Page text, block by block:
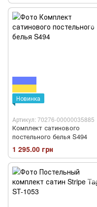
Новинка
Артикул: 70276-00000035885
Комплект сатинового
постельного белья S494
1 295.00 грн